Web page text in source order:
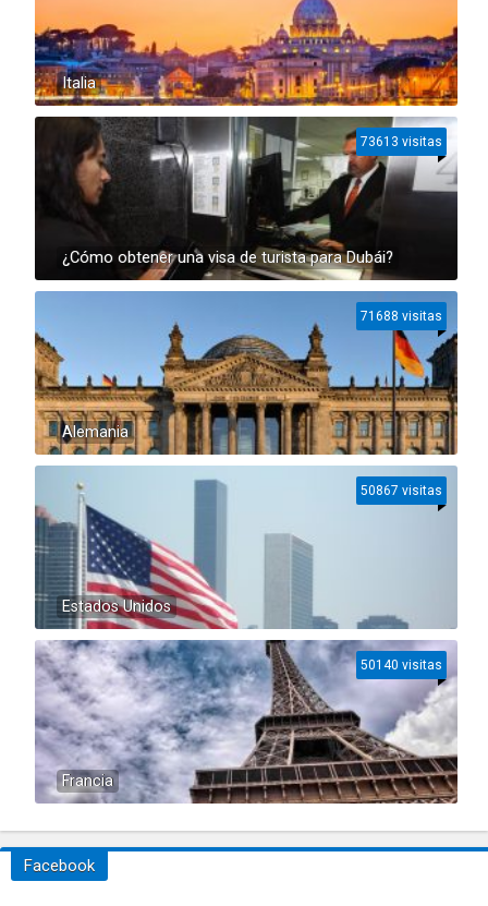
Italia
¿Cómo obtener una visa de turista para Dubái?
73613 visitas
Alemania
71688 visitas
Estados Unidos
50867 visitas
Francia
50140 visitas
Facebook